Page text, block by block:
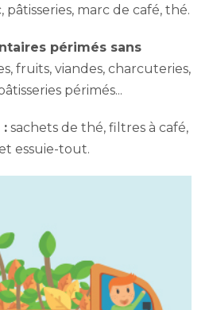
pâtisseries, marc de café, thé.
périmés sans
fruits, viandes, charcuteries,
périmés...
: sachets de thé, filtres à café,
essuie-tout.